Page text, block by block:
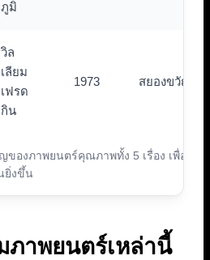
องภาพยนตร์คุณภาพทั้ง 5 เรื่อง เพื่อให้เ
ยิ่งขึ้น
ภูมิ
วิล
เลียม
เฟรด
กิน
1973 สยองขวัญ
ภาพยนตร์เหล่านี้